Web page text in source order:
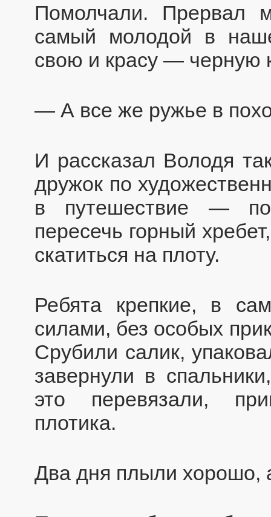
Помолчали. Прервал
самый молодой в
свою и красу — черную
— А все же ружье в
И рассказал Володя
дружок по
в путешествие —
пересечь горный
скатиться на плоту.
Ребята крепкие, в
силами, без особых
Срубили салик,
завернули в
это перевязали,
плотика.
Два дня плыли хорошо,